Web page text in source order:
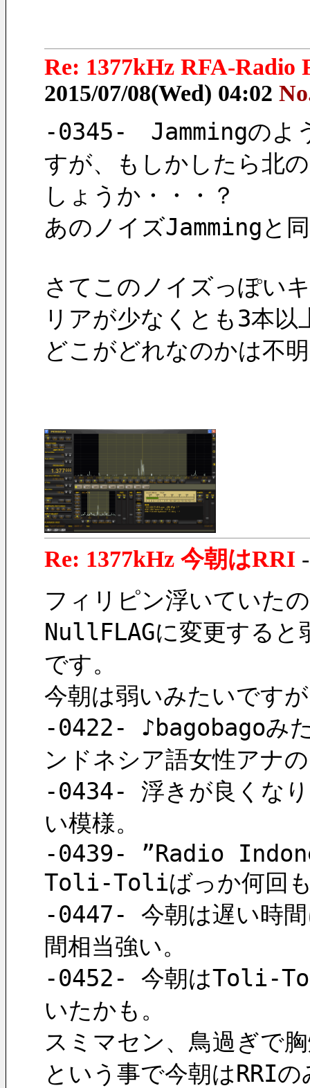
Re: 1377kHz RFA-Radio
2015/07/08(Wed) 04:02
-0345-　Jammingのよ
すが、もしかしたら北
しょうか・・・？
あのノイズJammingと
さてこのノイズっぽい
リアが少なくとも3本以
どこがどれなのかは不
Re: 1377kHz 今朝はRRI
フィリピン浮いていた
NullFLAGに変更すると
です。
今朝は弱いみたいです
-0422- ♪bagobagoみ
ンドネシア語女性アナ
-0434- 浮きが良くなり
い模様。
-0439- ”Radio
Toli-Toliばっか何回も
-0447- 今朝は遅い時間
間相当強い。
-0452- 今朝はToli-
いたかも。
スミマセン、鳥過ぎで
という事で今朝はRRI